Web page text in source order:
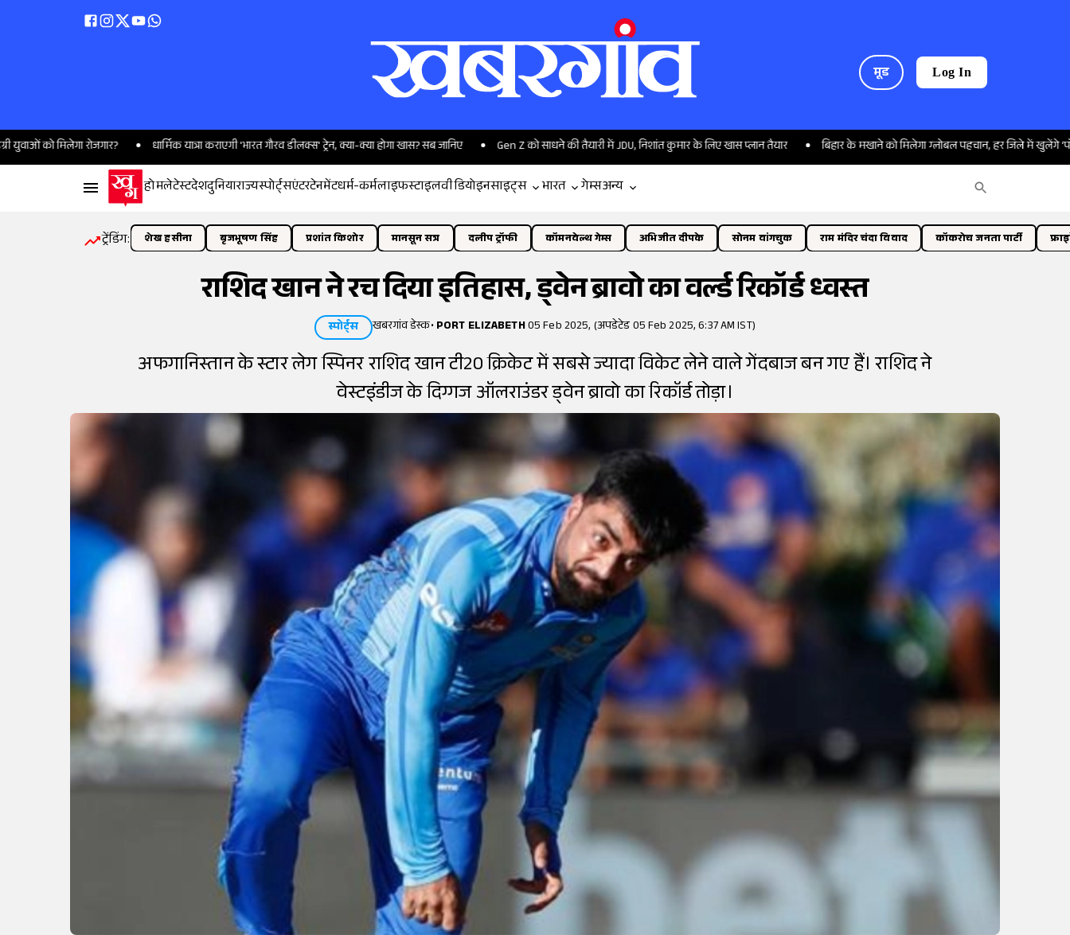
मूड Log In
मिलेगा रोजगार? धार्मिक यात्रा कराएगी 'भारत गौरव डीलक्स' ट्रेन, क्या-क्या होगा खास? सब जानिए Gen Z को साधने की तैयारी में JDU, निशांत कुमार के लिए खास प्लान तैयार बिहार के मखाने को मिलेगा ग्लोबल पहचान, हर जिले में खुलेंगे ‘पॉपिंग सेंटर’
होमलेटेस्टदेशदुनियाराज्यस्पोर्ट्सएंटरटेनमेंटधर्म-कर्मलाइफस्टाइलवीडियोइनसाइट्स भारत गेम्सअन्य
ट्रेंडिंग: शेख हसीना बृजभूषण सिंह प्रशांत किशोर मानसून सत्र दलीप ट्रॉफी कॉमनवेल्थ गेम्स अभिजीत दीपके सोनम वांगचुक राम मंदिर चंदा विवाद कॉकरोच जनता पार्टी
राशिद खान ने रच दिया इतिहास, ड्वेन ब्रावो का वर्ल्ड रिकॉर्ड ध्वस्त
स्पोर्ट्स खबरगांव डेस्क•PORT ELIZABETH05 Feb 2025, (अपडेटेड 05 Feb 2025, 6:37 AM IST)
अफगानिस्तान के स्टार लेग स्पिनर राशिद खान टी20 क्रिकेट में सबसे ज्यादा विकेट लेने वाले गेंदबाज बन गए हैं। राशिद ने
वेस्टइंडीज के दिग्गज ऑलराउंडर ड्वेन ब्रावो का रिकॉर्ड तोड़ा।